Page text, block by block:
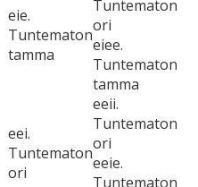
eie.
Tuntematon
tamma
Tuntematon
ori
eiee.
Tuntematon
tamma
eei.
Tuntematon
ori
eeii.
Tuntematon
ori
eeie.
Tuntematon